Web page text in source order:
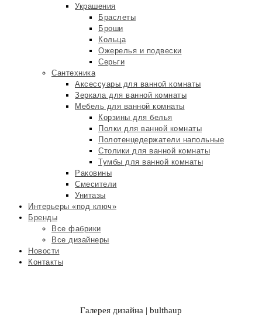
Украшения
Браслеты
Броши
Кольца
Ожерелья и подвески
Серьги
Сантехника
Аксессуары для ванной комнаты
Зеркала для ванной комнаты
Мебель для ванной комнаты
Корзины для белья
Полки для ванной комнаты
Полотенцедержатели напольные
Столики для ванной комнаты
Тумбы для ванной комнаты
Раковины
Смесители
Унитазы
Интерьеры «под ключ»
Бренды
Все фабрики
Все дизайнеры
Новости
Контакты
Галерея дизайна | bulthaup